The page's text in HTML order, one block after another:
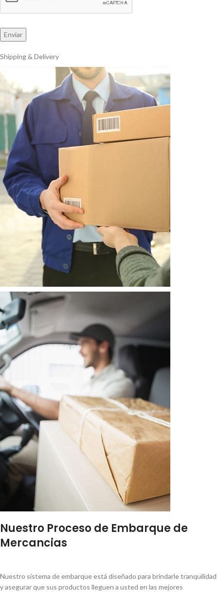
Shipping & Delivery
Nuestro Proceso de Embarque de
Mercancias
Nuestro sistema de embarque está diseñado para brindarle tranquilidad
y asegurar que sus productos lleguen a usted en las mejores